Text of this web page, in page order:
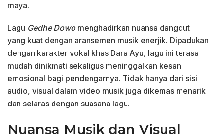
maya.
Lagu Gedhe Dowomenghadirkan nuansa dangdut
yang kuat dengan aransemen musik enerjik. Dipadukan
dengan karakter vokal khas Dara Ayu, lagu ini terasa
mudah dinikmati sekaligus meninggalkan kesan
emosional bagi pendengarnya. Tidak hanya dari sisi
audio, visual dalam video musik juga dikemas menarik
dan selaras dengan suasana lagu.
Nuansa Musik dan Visual